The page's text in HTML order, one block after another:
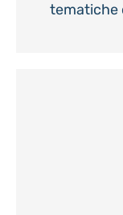
tematiche